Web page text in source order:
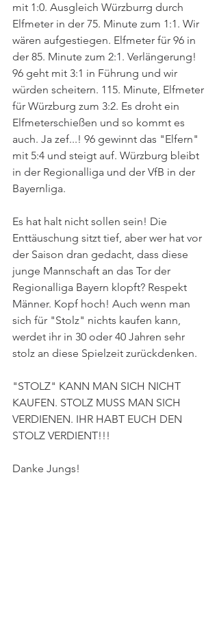
mit 1:0. Ausgleich Würzburrg durch
Elfmeter in der 75. Minute zum 1:1. Wir
wären aufgestiegen. Elfmeter für 96 in
der 85. Minute zum 2:1. Verlängerung!
96 geht mit 3:1 in Führung und wir
würden scheitern. 115. Minute, Elfmeter
für Würzburg zum 3:2. Es droht ein
Elfmeterschießen und so kommt es
auch. Ja zef...! 96 gewinnt das "Elfern"
mit 5:4 und steigt auf. Würzburg bleibt
in der Regionalliga und der VfB in der
Bayernliga.
Es hat halt nicht sollen sein! Die
Enttäuschung sitzt tief, aber wer hat vor
der Saison dran gedacht, dass diese
junge Mannschaft an das Tor der
Regionalliga Bayern klopft? Respekt
Männer. Kopf hoch! Auch wenn man
sich für "Stolz" nichts kaufen kann,
werdet ihr in 30 oder 40 Jahren sehr
stolz an diese Spielzeit zurückdenken.
"STOLZ" KANN MAN SICH NICHT
KAUFEN. STOLZ MUSS MAN SICH
VERDIENEN. IHR HABT EUCH DEN
STOLZ VERDIENT!!!
Danke Jungs!